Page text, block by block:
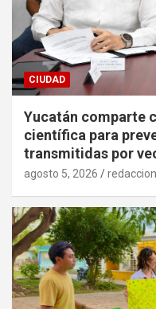
CIUDAD
Yucatán comparte
científica para
transmitidas por
agosto 5, 2026 redaccion